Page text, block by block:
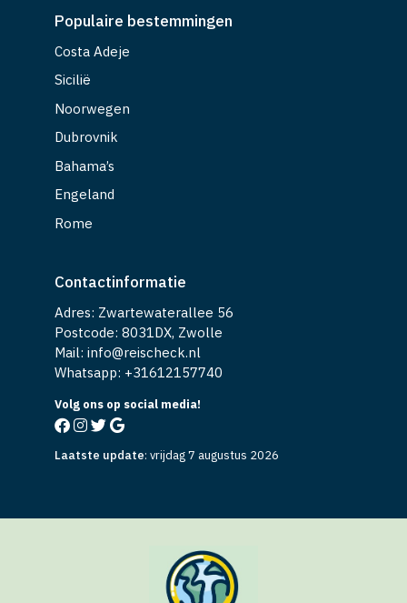
Populaire bestemmingen
Costa Adeje
Sicilië
Noorwegen
Dubrovnik
Bahama’s
Engeland
Rome
Contactinformatie
Adres: Zwartewaterallee 56
Postcode: 8031DX, Zwolle
Mail: info@reischeck.nl
Whatsapp: +31612157740
Volg ons op social media!
Laatste update: vrijdag 7 augustus 2026